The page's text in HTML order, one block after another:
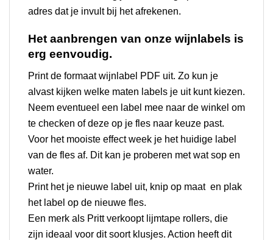
adres dat je invult bij het afrekenen.
Het aanbrengen van onze wijnlabels is
erg eenvoudig.
Print de formaat wijnlabel PDF uit. Zo kun je
alvast kijken welke maten labels je uit kunt kiezen.
Neem eventueel een label mee naar de winkel om
te checken of deze op je fles naar keuze past.
Voor het mooiste effect week je het huidige label
van de fles af. Dit kan je proberen met wat sop en
water.
Print het je nieuwe label uit, knip op maat en plak
het label op de nieuwe fles.
Een merk als Prittverkoopt lijmtape rollers, die
zijn ideaal voor dit soort klusjes. Action heeft dit